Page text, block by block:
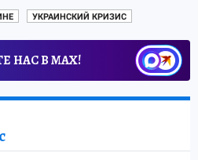
УКРАИНСКИЙ КРИЗИС
НАС В МАХ!